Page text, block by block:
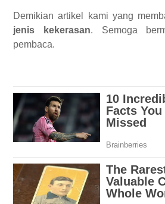
Demikian artikel kami yang
jenis kekerasan. Semoga
pembaca.